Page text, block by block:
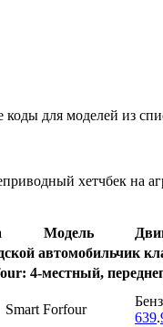
для моделей из
хетчбек на
Модель
автомобильчик
4-местный,
Smart Forfour
639.